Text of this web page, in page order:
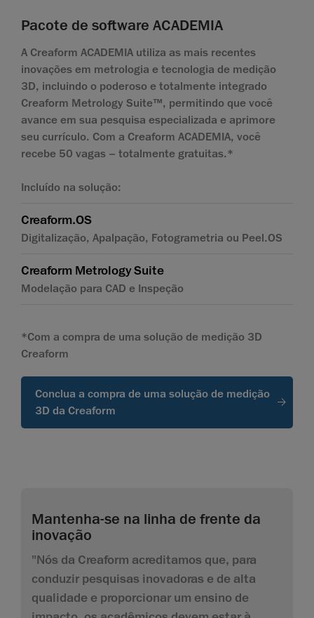
Pacote de software ACADEMIA
A Creaform ACADEMIA utiliza as mais recentes
inovações em metrologia e tecnologia de medição
3D, incluindo o poderoso e totalmente integrado
Creaform Metrology Suite™, permitindo que você
avance em sua pesquisa especializada e aprimore
seu currículo. Com a Creaform ACADEMIA, você
recebe 50 vagas – totalmente gratuitas.*
Incluído na solução:
Creaform.OS
Digitalização, Apalpação, Fotogrametria ou Peel.OS
Creaform Metrology Suite
Modelação para CAD e Inspeção
*Com a compra de uma solução de medição 3D
Creaform
Conclua a compra de uma solução de medição
3D da Creaform
Mantenha-se na linha de frente da
inovação
"Nós da Creaform acreditamos que, para
conduzir pesquisas inovadoras e de alta
qualidade e proporcionar um ensino de